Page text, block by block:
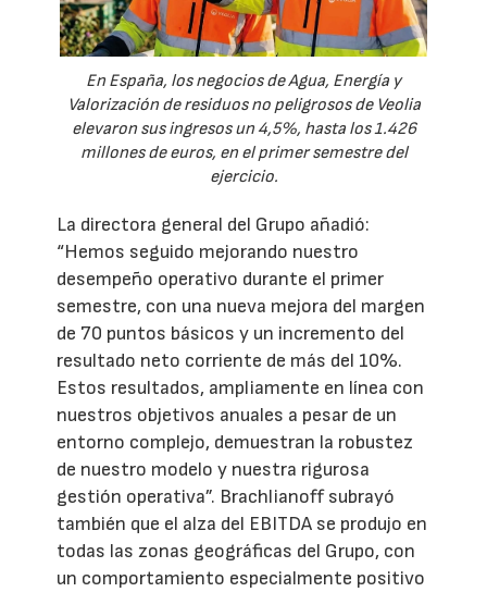
En España, los negocios de Agua, Energía y
Valorización de residuos no peligrosos de Veolia
elevaron sus ingresos un 4,5%, hasta los 1.426
millones de euros, en el primer semestre del
ejercicio.
La directora general del Grupo añadió:
“Hemos seguido mejorando nuestro
desempeño operativo durante el primer
semestre, con una nueva mejora del margen
de 70 puntos básicos y un incremento del
resultado neto corriente de más del 10%.
Estos resultados, ampliamente en línea con
nuestros objetivos anuales a pesar de un
entorno complejo, demuestran la robustez
de nuestro modelo y nuestra rigurosa
gestión operativa”. Brachlianoff subrayó
también que el alza del EBITDA se produjo en
todas las zonas geográficas del Grupo, con
un comportamiento especialmente positivo